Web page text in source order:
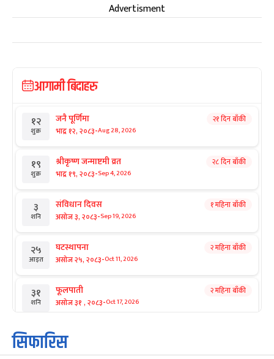
Advertisment
आगामी बिदाहरु
१२
शुक्र
जनै पूर्णिमा
भाद्र १२, २०८३-Aug 28, 2026
२१ दिन बाँकी
१९
शुक्र
श्रीकृष्ण जन्माष्टमी व्रत
भाद्र १९, २०८३-Sep 4, 2026
२८ दिन बाँकी
३
शनि
संविधान दिवस
असोज ३, २०८३-Sep 19, 2026
१ महिना बाँकी
२५
आइत
घटस्थापना
असोज २५, २०८३-Oct 11, 2026
२ महिना बाँकी
३१
शनि
फूलपाती
असोज ३१ , २०८३-Oct 17, 2026
२ महिना बाँकी
१
आइत
कार्तिक सङ्क्रान्ति
कार्तिक १, २०८३
सिफारिस